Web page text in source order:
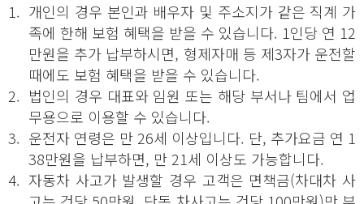
1. 개인의 경우 본인과 배우자 및 주소지가 같은 직계 가
족에 한해 보험 혜택을 받을 수 있습니다. 1인당 연 12
만원을 추가 납부하시면, 형제자매 등 제3자가 운전할
때에도 보험 혜택을 받을 수 있습니다.
2. 법인의 경우 대표와 임원 또는 해당 부서나 팀에서 업
무용으로 이용할 수 있습니다.
3. 운전자 연령은 만 26세 이상입니다. 단, 추가요금 연 1
38만원을 납부하면, 만 21세 이상도 가능합니다.
4. 자동차 사고가 발생할 경우 고객은 면책금(차대차 사